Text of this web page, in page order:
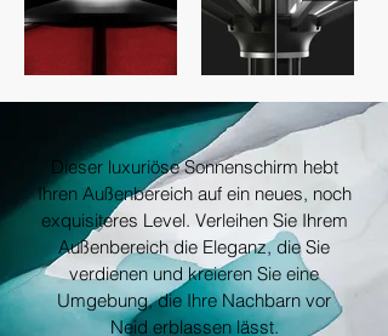
Dieser luxuriöse Sonnenschirm hebt
Ihren Außenbereich auf ein neues, noch
exquisiteres Level. Verleihen Sie Ihrem
Außenbereich die Eleganz, die Sie
verdienen und kreieren Sie eine
Umgebung, die Ihre Nachbarn vor
Neid erblassen lässt.